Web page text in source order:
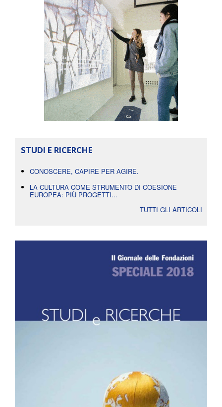
STUDI E RICERCHE
CONOSCERE, CAPIRE PER AGIRE.
LA CULTURA COME STRUMENTO DI COESIONE
EUROPEA: PIÙ PROGETTI...
TUTTI GLI ARTICOLI